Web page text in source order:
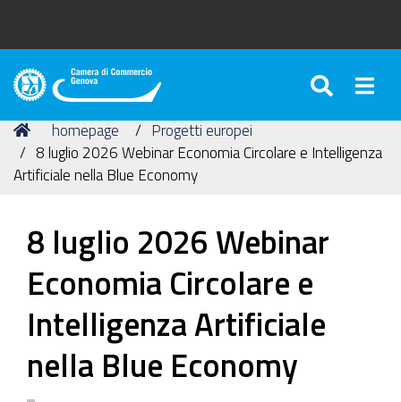
Camera
Commercio
di
Genova
Tu
sei
qui:
Home
homepage
Progetti europei
8 luglio 2026 Webinar Economia Circolare e Intelligenza
Artificiale nella Blue Economy
8 luglio 2026 Webinar
Economia Circolare e
Intelligenza Artificiale
nella Blue Economy